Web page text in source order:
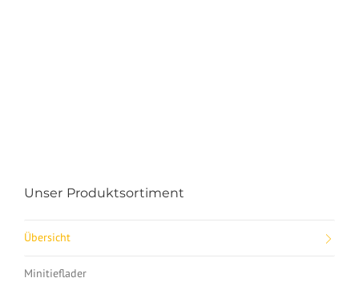
Unser Produktsortiment
Übersicht
Minitieflader